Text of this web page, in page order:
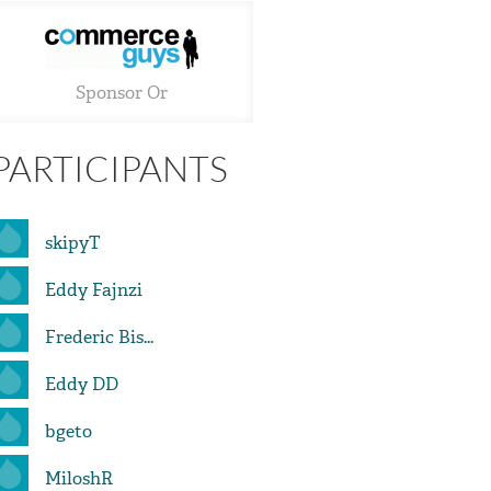
Sponsor Or
skipyT
Eddy Fajnzi
Frederic Bis...
Eddy DD
bgeto
MiloshR